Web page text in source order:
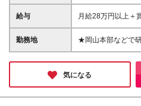
・日本語を母語と
有する方 ・高校卒業以上 ＜契約期間に
り） ・更新上限
給与
月給28万円以上＋賞与年
対象となる条件あ
ます！ ※試用期間3
円、子ども1人に
手当、家賃補助（
勤務地
★岡山本部などで
外で働くチャンス！ ※初任地はご本人の希望や適
現地の受入れ状況な
事務所】 千葉県船
気になる